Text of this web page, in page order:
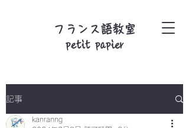
フランス語教室
petit papier
記事
kanranng